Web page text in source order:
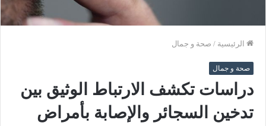
الرئيسية / صحة و جمال
صحة و جمال
دراسات تكشف الارتباط الوثيق بين
تدخين السجائر والإصابة بأمراض